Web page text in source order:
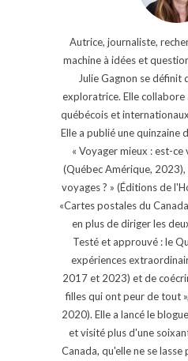
Autrice, journaliste,
machine à idées et
Julie Gagnon se définit
exploratrice. Elle
québécois et
Elle a publié une quinzaine
« Voyager mieux : est-ce
(Québec Amérique,
voyages ? » (Éditions de
«Cartes postales du
en plus de diriger les
Testé et approuvé : le
expériences
2017 et 2023) et de
filles qui ont peur de tout
2020). Elle a lancé le
et visité plus d'une
Canada, qu'elle ne se